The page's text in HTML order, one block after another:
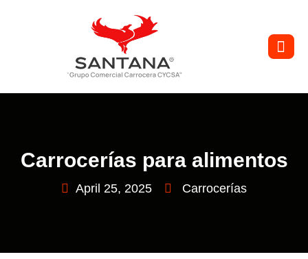
Carrocerías para alimentos
April 25, 2025 Carrocerías